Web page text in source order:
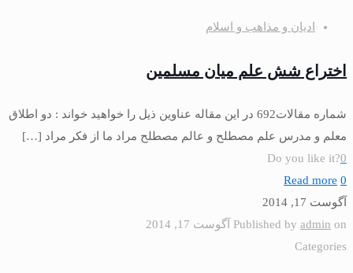
ادیان و مذاهب و اسلام
اختراع شش علم ميان مسلمين
شماره مقالات692 در اين مقاله عناوين ذيل را خواهيد خواند : دو اطلاق
معلم و مدرس علم مصطلح و عالم مصطلح مراد ما از فكر مراد […]
Do you like it?0
0
Read more
آگوست 17, 2014
Published by admin on
آگوست 17, 2014
Categories